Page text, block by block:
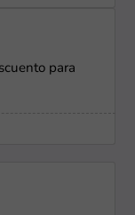
para